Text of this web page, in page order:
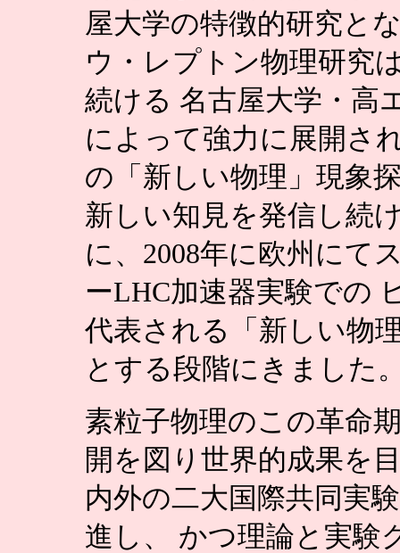
屋大学の特徴的研究と
ウ・レプトン物理研究
続ける 名古屋大学・高
によって強力に展開さ
の「新しい物理」現象
新しい知見を発信し続
に、2008年に欧州にて
ーLHC加速器実験での
代表される「新しい物
とする段階にきました
素粒子物理のこの革命
開を図り世界的成果を
内外の二大国際共同実
進し、 かつ理論と実験